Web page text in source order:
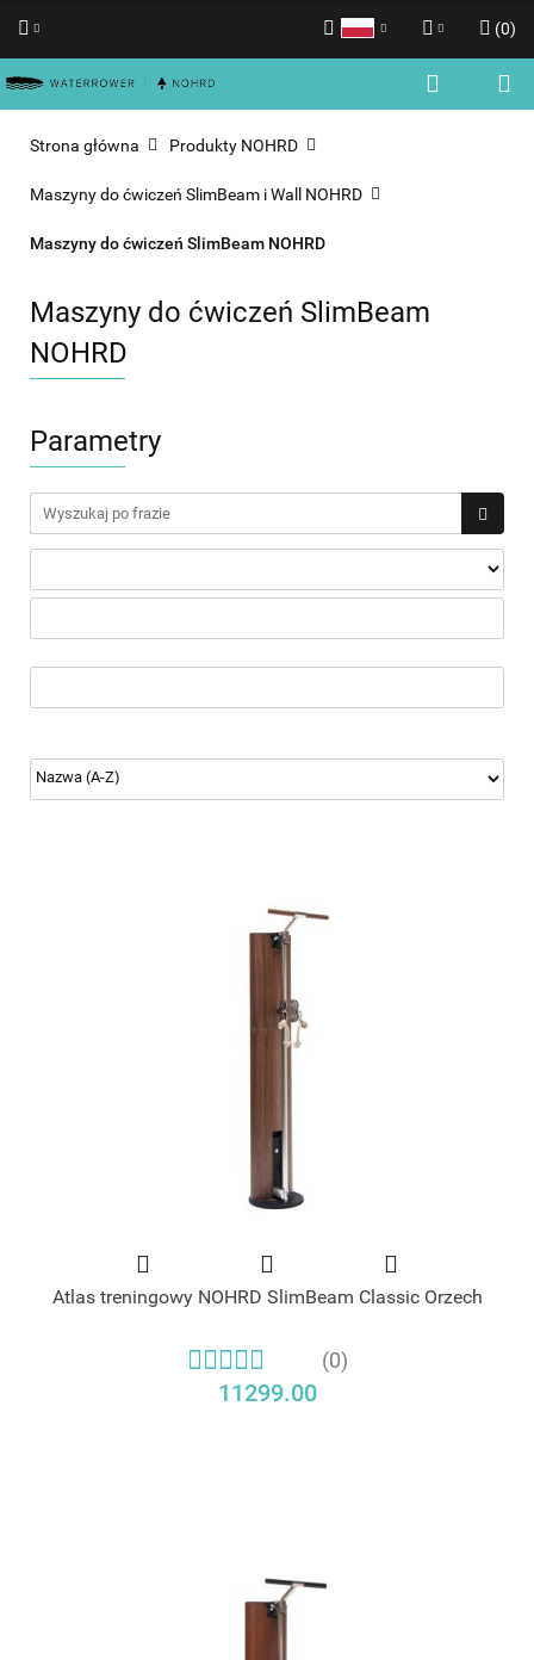
Zaloguj się
Zgody cookies
(0)
Strona główna Produkty NOHRD
Maszyny do ćwiczeń SlimBeam i Wall NOHRD
Maszyny do ćwiczeń SlimBeam NOHRD
Maszyny do ćwiczeń SlimBeam
NOHRD
Parametry
Atlas treningowy NOHRD SlimBeam Classic Orzech
(0)
11299.00